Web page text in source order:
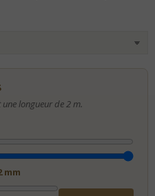
longueur de 2 m.
mm